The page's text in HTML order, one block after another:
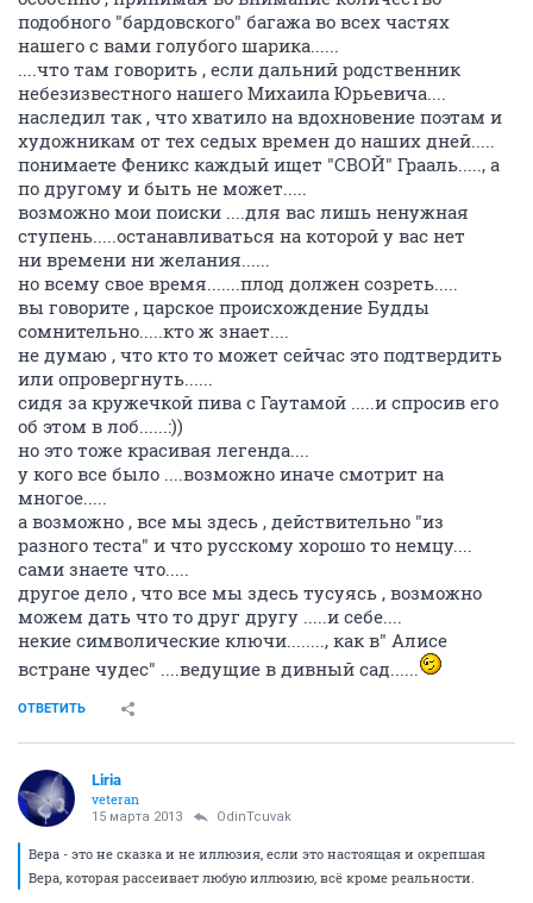
подобного "бардовского" багажа во всех частях
нашего с вами голубого шарика......
....что там говорить , если дальний родственник
небезизвестного нашего Михаила Юрьевича....
наследил так , что хватило на вдохновение поэтам и
художникам от тех седых времен до наших дней.....
понимаете Феникс каждый ищет "СВОЙ" Грааль....., а
по другому и быть не может.....
возможно мои поиски ....для вас лишь ненужная
ступень.....останавливаться на которой у вас нет
ни времени ни желания......
но всему свое время.......плод должен созреть.....
вы говорите , царское происхождение Будды
сомнительно.....кто ж знает....
не думаю , что кто то может сейчас это подтвердить
или опровергнуть......
сидя за кружечкой пива с Гаутамой .....и спросив его
об этом в лоб......:))
но это тоже красивая легенда....
у кого все было ....возможно иначе смотрит на
многое.....
а возможно , все мы здесь , действительно "из
разного теста" и что русскому хорошо то немцу....
сами знаете что.....
другое дело , что все мы здесь тусуясь , возможно
можем дать что то друг другу .....и себе....
некие символические ключи........, как в" Алисе
встране чудес" ....ведущие в дивный сад......
ОТВЕТИТЬ
Liria
veteran
15 марта 2013 OdinTcuvak
Вера - это не сказка и не иллюзия, если это настоящая и окрепшая
Вера, которая рассеивает любую иллюзию, всё кроме реальности.